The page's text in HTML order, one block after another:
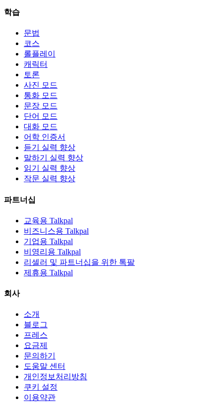
학습
문법
코스
롤플레이
캐릭터
토론
사진 모드
통화 모드
문장 모드
단어 모드
대화 모드
어학 인증서
듣기 실력 향상
말하기 실력 향상
읽기 실력 향상
작문 실력 향상
파트너십
교육용 Talkpal
비즈니스용 Talkpal
기업용 Talkpal
비영리용 Talkpal
리셀러 및 파트너십을 위한 톡팔
제휴용 Talkpal
회사
소개
블로그
프레스
요금제
문의하기
도움말 센터
개인정보처리방침
쿠키 설정
이용약관